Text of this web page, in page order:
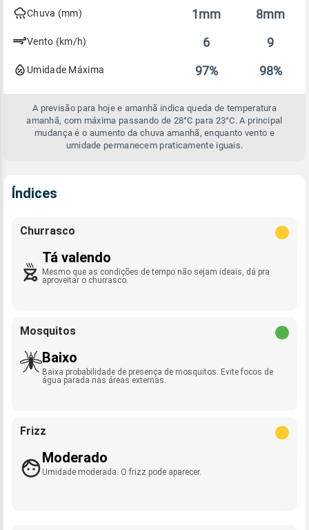
hoje Chuva (mm) 1mm 8mm
Vento (km/h) 6 9
Umidade Máxima 97% 98%
A previsão para hoje e amanhã indica queda de temperatura
amanhã, com máxima passando de 28°C para 23°C. A principal
mudança é o aumento da chuva amanhã, enquanto vento e
umidade permanecem praticamente iguais.
Índices
Churrasco
Tá valendo
Mesmo que as condições de tempo não sejam ideais, dá pra
aproveitar o churrasco.
Mosquitos
Baixo
Baixa probabilidade de presença de mosquitos. Evite focos de
água parada nas áreas externas.
Frizz
Moderado
Umidade moderada. O frizz pode aparecer.